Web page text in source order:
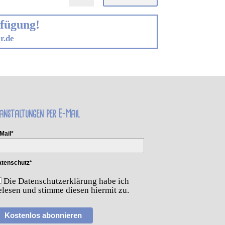
per E-Mail
Die Datenschutzerklärung habe ich
und stimme diesen hiermit zu.
Kostenlos abonnieren